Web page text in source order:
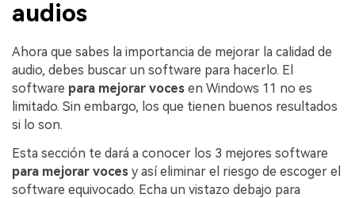
audios
Ahora que sabes la importancia de mejorar la calidad de
audio, debes buscar un software para hacerlo. El
software para mejorar voces en Windows 11 no es
limitado. Sin embargo, los que tienen buenos resultados
si lo son.
Esta sección te dará a conocer los 3 mejores software
para mejorar voces y así eliminar el riesgo de escoger el
software equivocado. Echa un vistazo debajo para